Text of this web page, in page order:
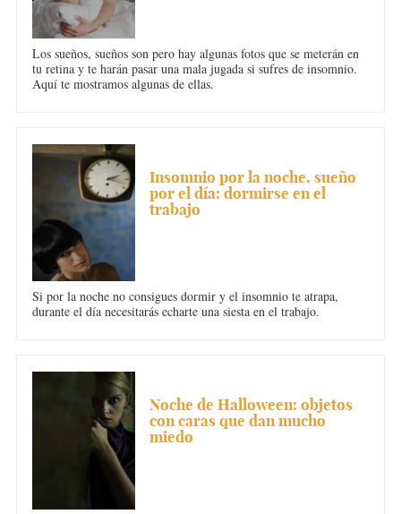
Los sueños, sueños son pero hay algunas fotos que se meterán en
tu retina y te harán pasar una mala jugada si sufres de insomnio.
Aquí te mostramos algunas de ellas.
Insomnio por la noche, sueño
por el día: dormirse en el
trabajo
Si por la noche no consigues dormir y el insomnio te atrapa,
durante el día necesitarás echarte una siesta en el trabajo.
Noche de Halloween: objetos
con caras que dan mucho
miedo